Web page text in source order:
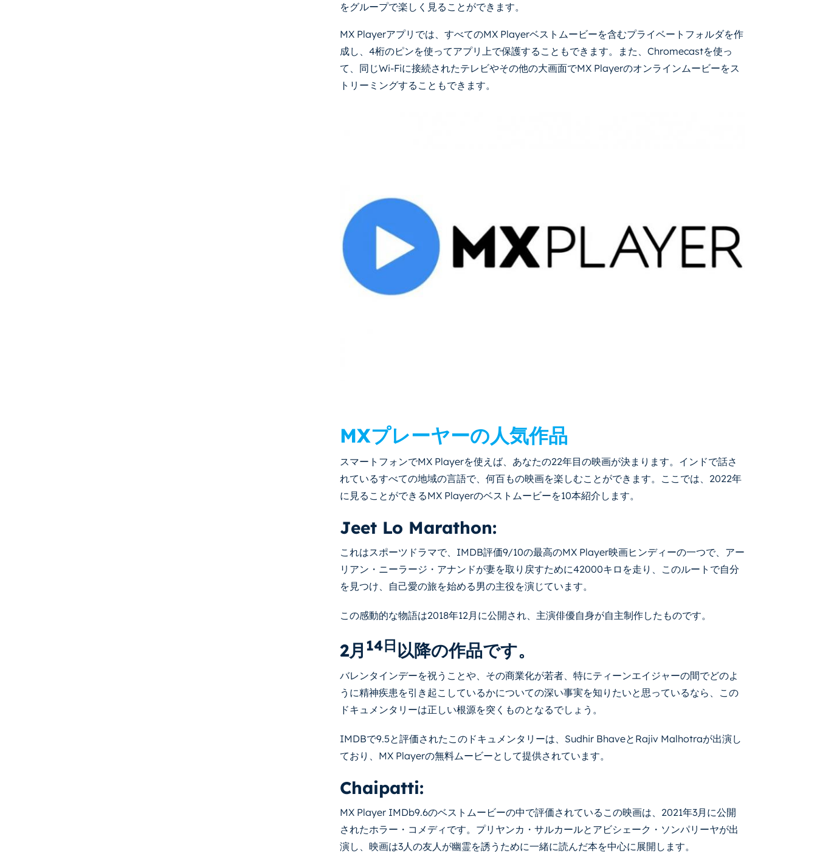
をグループで楽しく見ることができます。
MX Playerアプリでは、すべてのMX Playerベストムービーを含むプライベートフォルダを作
成し、4桁のピンを使ってアプリ上で保護することもできます。また、Chromecastを使っ
て、同じWi-Fiに接続されたテレビやその他の大画面でMX Playerのオンラインムービーをス
トリーミングすることもできます。
MXプレーヤーの人気作品
スマートフォンでMX Playerを使えば、あなたの22年目の映画が決まります。インドで話さ
れているすべての地域の言語で、何百もの映画を楽しむことができます。ここでは、2022年
に見ることができるMX Playerのベストムービーを10本紹介します。
Jeet Lo Marathon:
これはスポーツドラマで、IMDB評価9/10の最高のMX Player映画ヒンディーの一つで、アー
リアン・ニーラージ・アナンドが妻を取り戻すために42000キロを走り、このルートで自分
を見つけ、自己愛の旅を始める男の主役を演じています。
この感動的な物語は2018年12月に公開され、主演俳優自身が自主制作したものです。
2月 14日以降の作品です。
バレンタインデーを祝うことや、その商業化が若者、特にティーンエイジャーの間でどのよ
うに精神疾患を引き起こしているかについての深い事実を知りたいと思っているなら、この
ドキュメンタリーは正しい根源を突くものとなるでしょう。
IMDBで9.5と評価されたこのドキュメンタリーは、Sudhir BhaveとRajiv Malhotraが出演し
ており、MX Playerの無料ムービーとして提供されています。
Chaipatti:
MX Player IMDb9.6のベストムービーの中で評価されているこの映画は、2021年3月に公開
されたホラー・コメディです。プリヤンカ・サルカールとアビシェーク・ソンパリーヤが出
演し、映画は3人の友人が幽霊を誘うために一緒に読んだ本を中心に展開します。